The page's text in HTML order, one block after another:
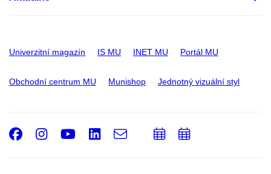
Univerzitní magazín IS MU INET MU Portál MU
Obchodní centrum MU Munishop Jednotný vizuální styl
Facebook
Instagram
Youtube
LinkedIn
e-
Email
PřidatPřidat